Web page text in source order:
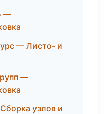
—
— Листо- и
—
узлов и